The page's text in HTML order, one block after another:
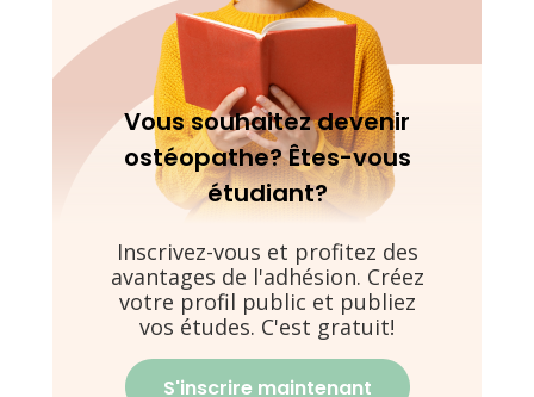
Vous souhaitez devenir
ostéopathe? Êtes-vous
étudiant?
Inscrivez-vous et profitez des
avantages de l'adhésion. Créez
votre profil public et publiez
vos études. C'est gratuit!
S'inscrire maintenant